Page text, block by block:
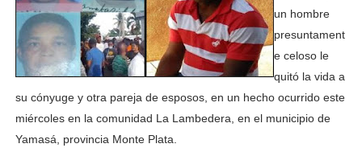
un hombre
presuntament
e celoso le
quitó la vida a
su cónyuge y otra pareja de esposos, en un hecho ocurrido este
miércoles en la comunidad La Lambedera, en el municipio de
Yamasá, provincia Monte Plata.